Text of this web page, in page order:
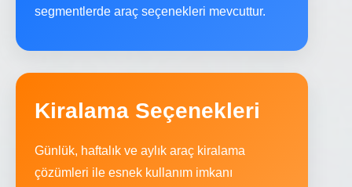
segmentlerde araç seçenekleri mevcuttur.
Kiralama Seçenekleri
Günlük, haftalık ve aylık araç kiralama
çözümleri ile esnek kullanım imkanı